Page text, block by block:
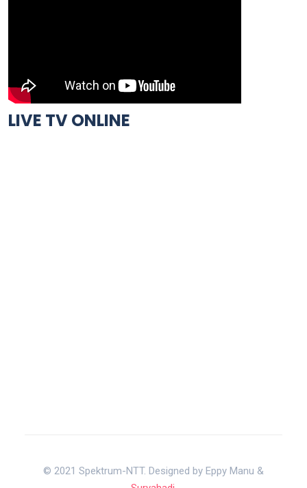
LIVE TV ONLINE
© 2021 Spektrum-NTT. Designed by Eppy Manu &